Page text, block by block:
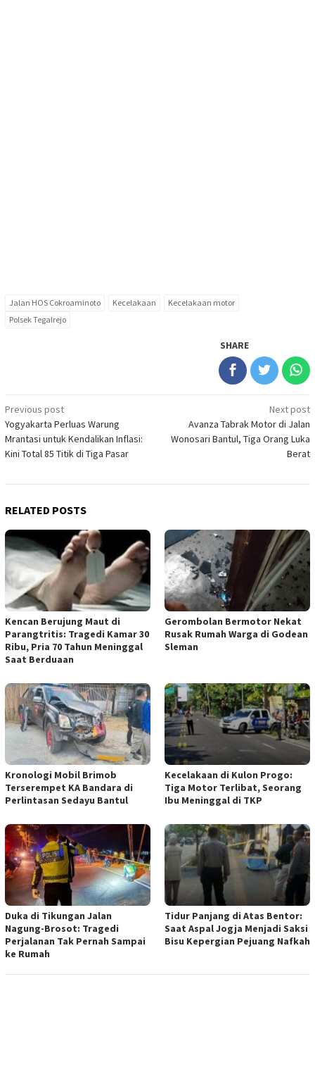
Jalan HOS Cokroaminoto Kecelakaan
Kecelakaan motor
Polsek Tegalrejo
SHARE
Post
navigation
Previous post
Yogyakarta Perluas Warung
Mrantasi untuk Kendalikan Inflasi:
Kini Total 85 Titik di Tiga Pasar
Next post
Avanza Tabrak Motor di Jalan
Wonosari Bantul, Tiga Orang Luka
Berat
RELATED POSTS
Kencan Berujung Maut di
Parangtritis: Tragedi Kamar 30
Ribu, Pria 70 Tahun Meninggal
Saat Berduaan
Gerombolan Bermotor Nekat
Rusak Rumah Warga di Godean
Sleman
Kronologi Mobil Brimob
Terserempet KA Bandara di
Perlintasan Sedayu Bantul
Kecelakaan di Kulon Progo:
Tiga Motor Terlibat, Seorang
Ibu Meninggal di TKP
Duka di Tikungan Jalan
Nagung-Brosot: Tragedi
Perjalanan Tak Pernah Sampai
ke Rumah
Tidur Panjang di Atas Bentor:
Saat Aspal Jogja Menjadi Saksi
Bisu Kepergian Pejuang Nafkah